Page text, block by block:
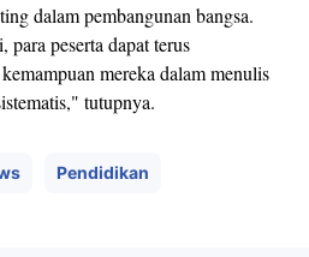
dalam pembangunan bangsa.
peserta dapat terus
mereka dalam menulis
tutupnya.
Pendidikan